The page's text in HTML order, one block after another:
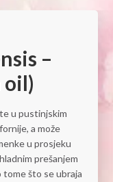
–
oil)
u pustinjskim
a može
u prosjeku
prešanjem
tome što se ubraja